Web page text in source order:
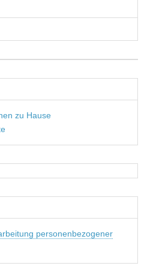
zu Hause
personenbezogener